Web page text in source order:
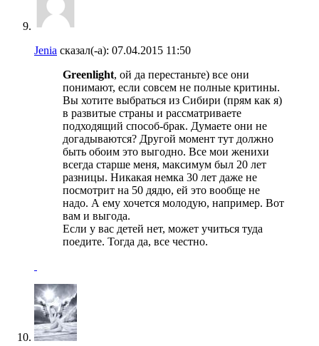
Jenia сказал(-а): 07.04.2015 11:50
Greenlight, ой да перестаньте) все они
понимают, если совсем не полные критины.
Вы хотите выбраться из Сибири (прям как я)
в развитые страны и рассматриваете
подходящий способ-брак. Думаете они не
догадываются? Другой момент тут должно
быть обоим это выгодно. Все мои женихи
всегда старше меня, максимум был 20 лет
разницы. Никакая немка 30 лет даже не
посмотрит на 50 дядю, ей это вообще не
надо. А ему хочется молодую, например. Вот
вам и выгода.
Если у вас детей нет, может учиться туда
поедите. Тогда да, все честно.